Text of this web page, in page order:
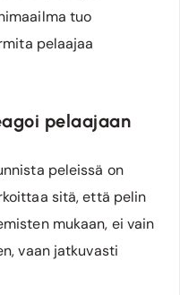
tuo
pelaajaa
pelaajaan
peleissä on
sitä, että pelin
mukaan, ei vain
vaan jatkuvasti